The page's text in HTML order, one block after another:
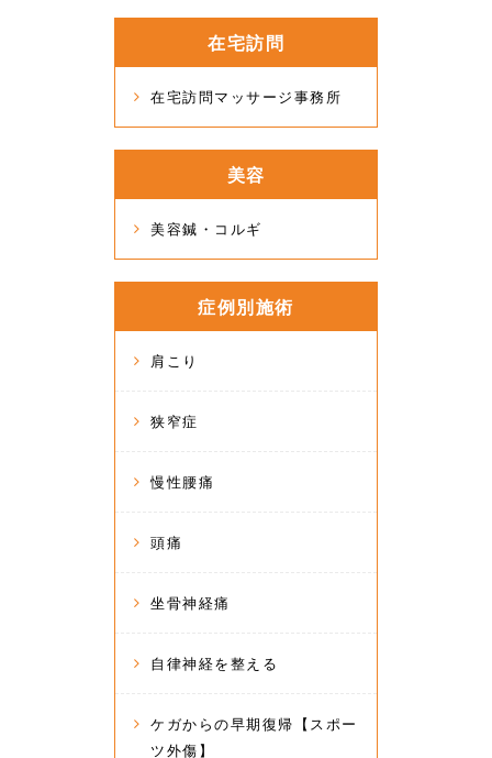
在宅訪問
在宅訪問マッサージ事務所
美容
美容鍼・コルギ
症例別施術
肩こり
狭窄症
慢性腰痛
頭痛
坐骨神経痛
自律神経を整える
ケガからの早期復帰【スポー
ツ外傷】